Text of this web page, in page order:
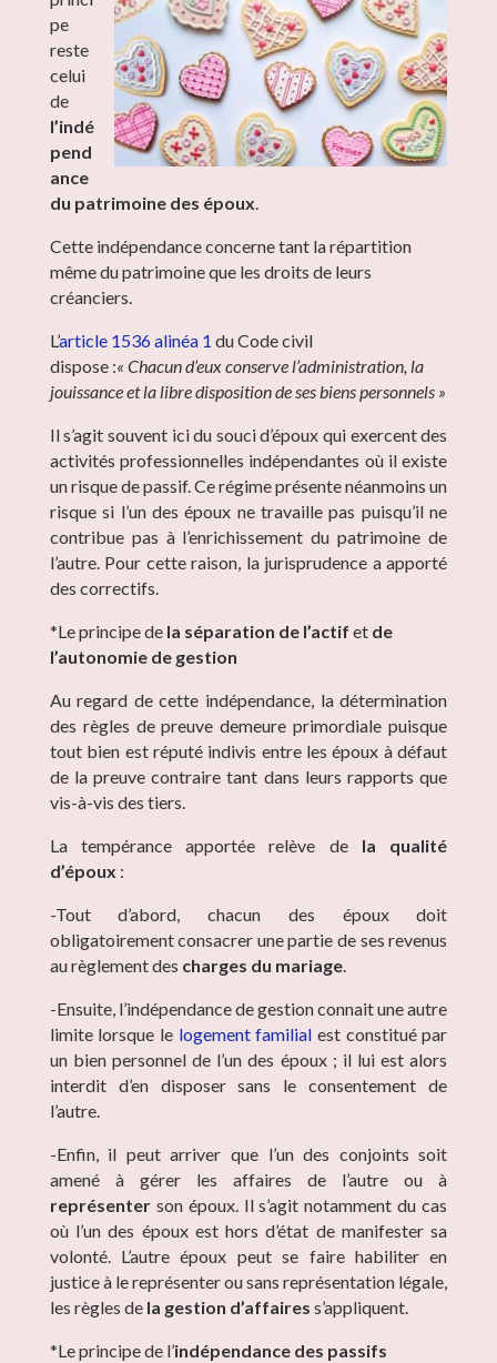
pe
reste
celui
de
l’indé
pend
ance
du patrimoine des époux.
Cette indépendance concerne tant la répartition
même du patrimoine que les droits de leurs
créanciers.
L’article 1536 alinéa 1 du Code civil
dispose :« Chacun d’eux conserve l’administration, la
jouissance et la libre disposition de ses biens personnels »
Il s’agit souvent ici du souci d’époux qui exercent des
activités professionnelles indépendantes où il existe
un risque de passif. Ce régime présente néanmoins un
risque si l’un des époux ne travaille pas puisqu’il ne
contribue pas à l’enrichissement du patrimoine de
l’autre. Pour cette raison, la jurisprudence a apporté
des correctifs.
*Le principe de la séparation de l’actif etde
l’autonomie de gestion
Au regard de cette indépendance, la détermination
des règles de preuve demeure primordiale puisque
tout bien est réputé indivis entre les époux à défaut
de la preuve contraire tant dans leurs rapports que
vis-à-vis des tiers.
La tempérance apportée relève de la qualité
d’époux :
-Tout d’abord, chacun des époux doit
obligatoirement consacrer une partie de ses revenus
au règlement des charges du mariage.
-Ensuite, l’indépendance de gestion connait une autre
limite lorsque le logement familial est constitué par
un bien personnel de l’un des époux ; il lui est alors
interdit d’en disposer sans le consentement de
l’autre.
-Enfin, il peut arriver que l’un des conjoints soit
amené à gérer les affaires de l’autre ou à
représenter son époux. Il s’agit notamment du cas
où l’un des époux est hors d’état de manifester sa
volonté. L’autre époux peut se faire habiliter en
justice à le représenter ou sans représentation légale,
les règles de la gestion d’affaires s’appliquent.
*Le principe de l’indépendance des passifs